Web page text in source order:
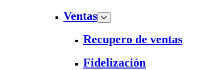
Ventas
Recupero de ventas
Fidelización